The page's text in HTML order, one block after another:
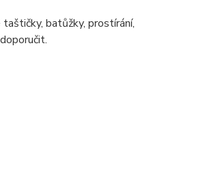
batůžky, prostírání,